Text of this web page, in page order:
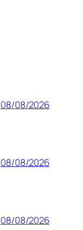
08/08/2026
08/08/2026
08/08/2026